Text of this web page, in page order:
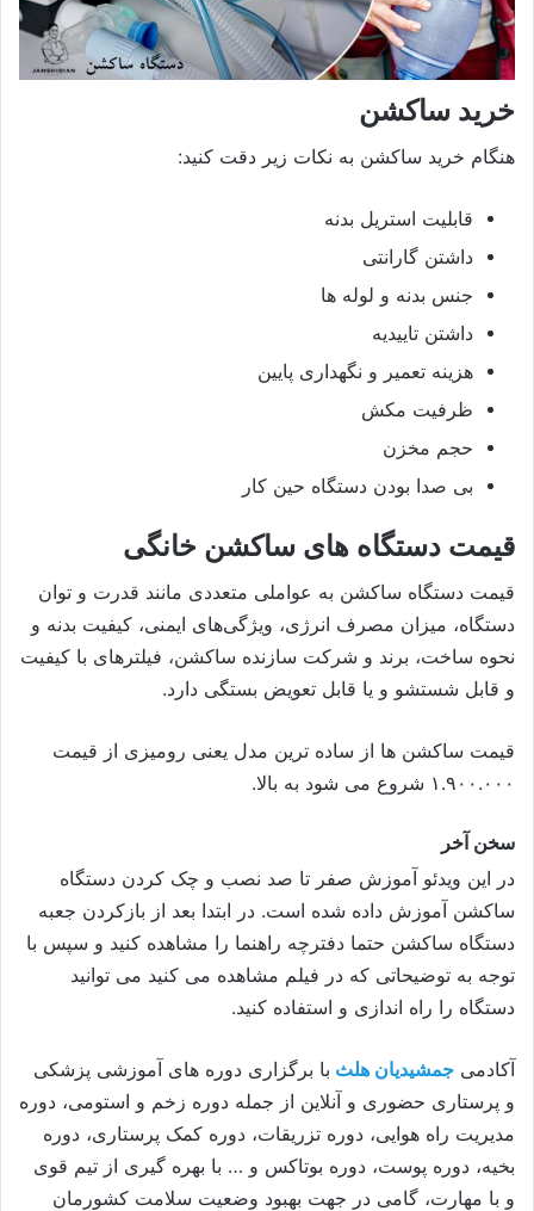
خرید ساکشن
هنگام خرید ساکشن به نکات زیر دقت کنید:
قابلیت استریل بدنه
داشتن گارانتی
جنس بدنه و لوله ها
داشتن تاییدیه
هزینه تعمیر و نگهداری پایین
ظرفیت مکش
حجم مخزن
بی صدا بودن دستگاه حین کار
قیمت دستگاه های ساکشن خانگی
قیمت دستگاه ساکشن به عواملی متعددی مانند قدرت و توان
دستگاه، میزان مصرف انرژی، ویژگی‌های ایمنی، کیفیت بدنه و
نحوه ساخت، برند و شرکت سازنده ساکشن، فیلترهای با کیفیت
و قابل شستشو و یا قابل تعویض بستگی دارد.
قیمت ساکشن ها از ساده ترین مدل یعنی رومیزی از قیمت
۱.۹۰۰.۰۰۰ شروع می شود به بالا.
سخن آخر
در این وید‌‌ئو آموزش صفر تا صد نصب و چک کردن دستگاه
ساکشن آموزش داده شده است. در ابتدا بعد از بازکردن جعبه
دستگاه ساکشن حتما دفترچه راهنما را مشاهده کنید و سپس با
توجه به توضیحاتی که در فیلم مشاهده می کنید می توانید
دستگاه را راه اندازی و استفاده کنید.
آکادمی جمشیدیان هلث با برگزاری دوره های آموزشی پزشکی
و پرستاری حضوری و آنلاین از جمله دوره زخم و استومی، دوره
مدیریت راه هوایی، دوره تزریقات، دوره کمک پرستاری، دوره
بخیه، دوره پوست، دوره بوتاکس و … با بهره گیری از تیم قوی
و با مهارت، گامی در جهت بهبود وضعیت سلامت کشورمان